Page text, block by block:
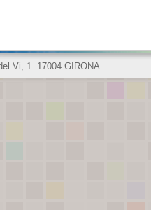
Vi, 1. 17004 GIRONA